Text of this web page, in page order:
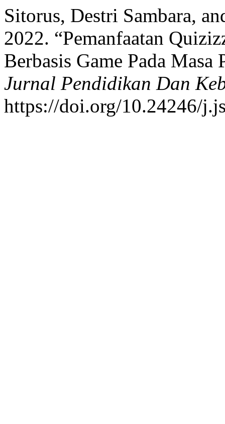
Sitorus, Destri Sambara,
2022. “Pemanfaatan
Berbasis Game Pada
Jurnal Pendidikan Dan
https://doi.org/10.24246/